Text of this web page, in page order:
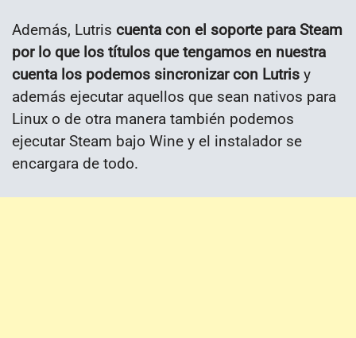
Además, Lutris cuenta con el soporte para Steam
por lo que los títulos que tengamos en nuestra
cuenta los podemos sincronizar con Lutris y
además ejecutar aquellos que sean nativos para
Linux o de otra manera también podemos
ejecutar Steam bajo Wine y el instalador se
encargara de todo.